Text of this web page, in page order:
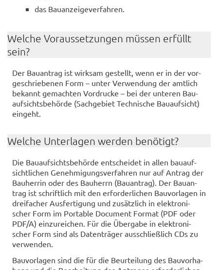
das Bau­an­zei­ge­ver­fah­ren.
Wel­che Vor­aus­set­zun­gen müs­sen er­füllt
sein?
Der Bau­an­trag ist wirk­sam ge­stellt, wenn er in der vor­
ge­schrie­be­nen Form – unter Ver­wen­dung der amt­lich
be­kannt ge­mach­ten Vor­dru­cke – bei der un­te­ren Bau­
auf­sichts­be­hör­de (Sach­ge­biet Tech­ni­sche Bau­auf­sicht)
ein­geht.
Wel­che Un­ter­la­gen wer­den be­nö­tigt?
Die Bau­auf­sichts­be­hör­de ent­schei­det in allen bau­auf­
sicht­li­chen Ge­neh­mi­gungs­ver­fah­ren nur auf An­trag der
Bau­her­rin oder des Bau­herrn (Bau­an­trag). Der Bau­an­
trag ist schrift­lich mit den er­for­der­li­chen Bau­vor­la­gen in
drei­fa­cher Aus­fer­ti­gung und zu­sätz­lich in elek­tro­ni­
scher Form im Por­ta­ble Do­cu­ment For­mat (PDF oder
PDF/A) ein­zu­rei­chen. Für die Über­ga­be in elek­tro­ni­
scher Form sind als Da­ten­trä­ger aus­schließ­lich CDs zu
ver­wen­den.
Bau­vor­la­gen sind die für die Be­ur­tei­lung des Bau­vor­ha­